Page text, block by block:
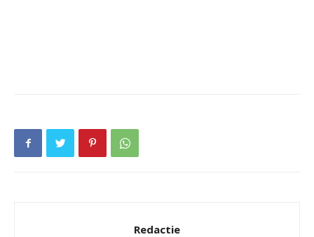
Redactie